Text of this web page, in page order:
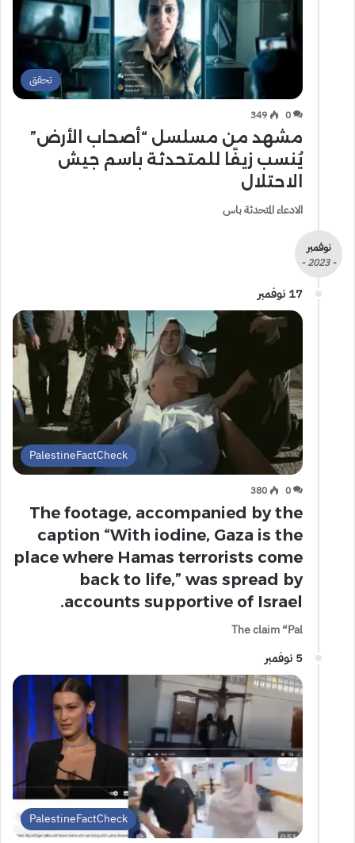
تحقق
0
349
مشهد من مسلسل “أصحاب الأرض”
يُنسب زيفًا للمتحدثة باسم جيش
الاحتلال
الادعاء المتحدثة باس
نوفمبر
- 2023 -
17 نوفمبر
PalestineFactCheck
0
380
The footage, accompanied by the
caption “With iodine, Gaza is the
place where Hamas terrorists come
back to life,” was spread by
accounts supportive of Israel.
The claim “Pal
5 نوفمبر
PalestineFactCheck